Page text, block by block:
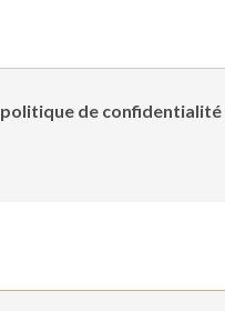
politique de confidentialité